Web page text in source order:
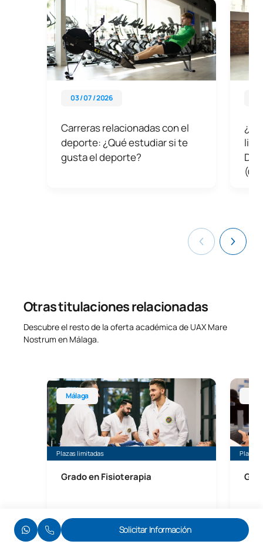
03 / 07 / 2026
Carreras relacionadas con el
deporte: ¿Qué estudiar si te
gusta el deporte?
Otras titulaciones relacionadas
Descubre el resto de la oferta académica de UAX Mare
Nostrum en Málaga.
Málaga
Plazas limitadas
Grado en Fisioterapia
Inicio:
Septiembre
Duración:
4 años
Grado en Fisioterapia Málaga
Plazas
Inicio:
Grado
Solicitar Información